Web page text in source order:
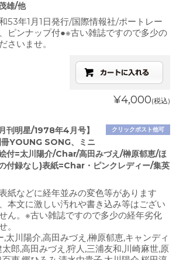
雄/他
53年1月1日発行/国際情報社/ポートレー
ピンナップ付●※古い雑誌ですので多少の
さいませ。
¥4,000(税込)
クリックポスト他可
月刊明星/1978年4月号】
冊YOUNG SONG、ミニ
付=太川陽介/Char/高田みづえ/榊原郁恵/ほ
付録なし)表紙=Char・ピンクレディー/集英
紙などに経年並みの変色等があります
本文に激しい汚れや書き込み等はござい
ん。※古い雑誌ですので多少の経年劣化
。
太川陽介,高田みづえ,榊原郁恵,キャンディ
郎,高田みづえ,狩人,三浦友和,川崎麻世,原